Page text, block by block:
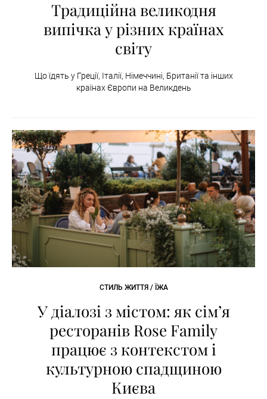
Традиційна великодня
випічка у різних країнах
світу
Що їдять у Греції, Італії, Німеччині, Британії та інших
країнах Європи на Великдень
СТИЛЬ ЖИТТЯ / ЇЖА
У діалозі з містом: як сімʼя
ресторанів Rose Family
працює з контекстом і
культурною спадщиною
Києва